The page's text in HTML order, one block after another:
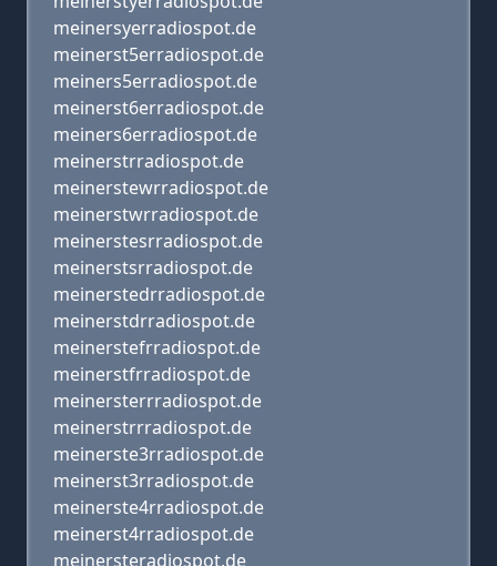
meinersyerradiospot.de
meinerst5erradiospot.de
meiners5erradiospot.de
meinerst6erradiospot.de
meiners6erradiospot.de
meinerstrradiospot.de
meinerstewrradiospot.de
meinerstwrradiospot.de
meinerstesrradiospot.de
meinerstsrradiospot.de
meinerstedrradiospot.de
meinerstdrradiospot.de
meinerstefrradiospot.de
meinerstfrradiospot.de
meinersterrradiospot.de
meinerstrrradiospot.de
meinerste3rradiospot.de
meinerst3rradiospot.de
meinerste4rradiospot.de
meinerst4rradiospot.de
meinersteradiospot.de